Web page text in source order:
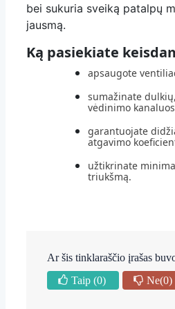
bei sukuria sveiką patalpų
jausmą.
Ką pasiekiate
apsaugote
sumažinate
vėdinimo
garantuojate
atgavimo
užtikrinate
triukšmą.
Ar šis tinklaraščio įrašas
Taip (0) Ne(0)